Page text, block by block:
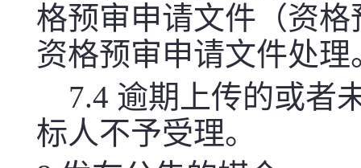
格预审申请文件（资
资格预审申请文件处理
7.4 逾期上传的或者
标人不予受理。